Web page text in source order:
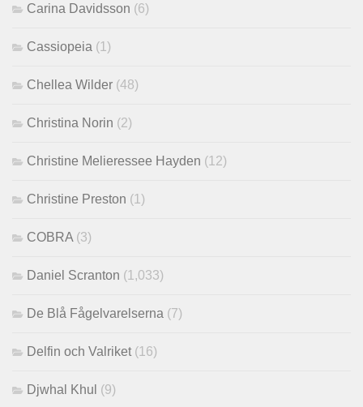
Carina Davidsson (6)
Cassiopeia (1)
Chellea Wilder (48)
Christina Norin (2)
Christine Melieressee Hayden (12)
Christine Preston (1)
COBRA (3)
Daniel Scranton (1,033)
De Blå Fågelvarelserna (7)
Delfin och Valriket (16)
Djwhal Khul (9)